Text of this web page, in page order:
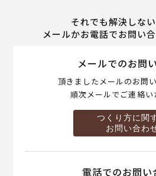
それでも解決しない
メールかお電話でお問い
メールでのお問
頂きましたメールのお問
順次メールでご連絡い
つくり方に関
お問い合わ
電話でのお問い